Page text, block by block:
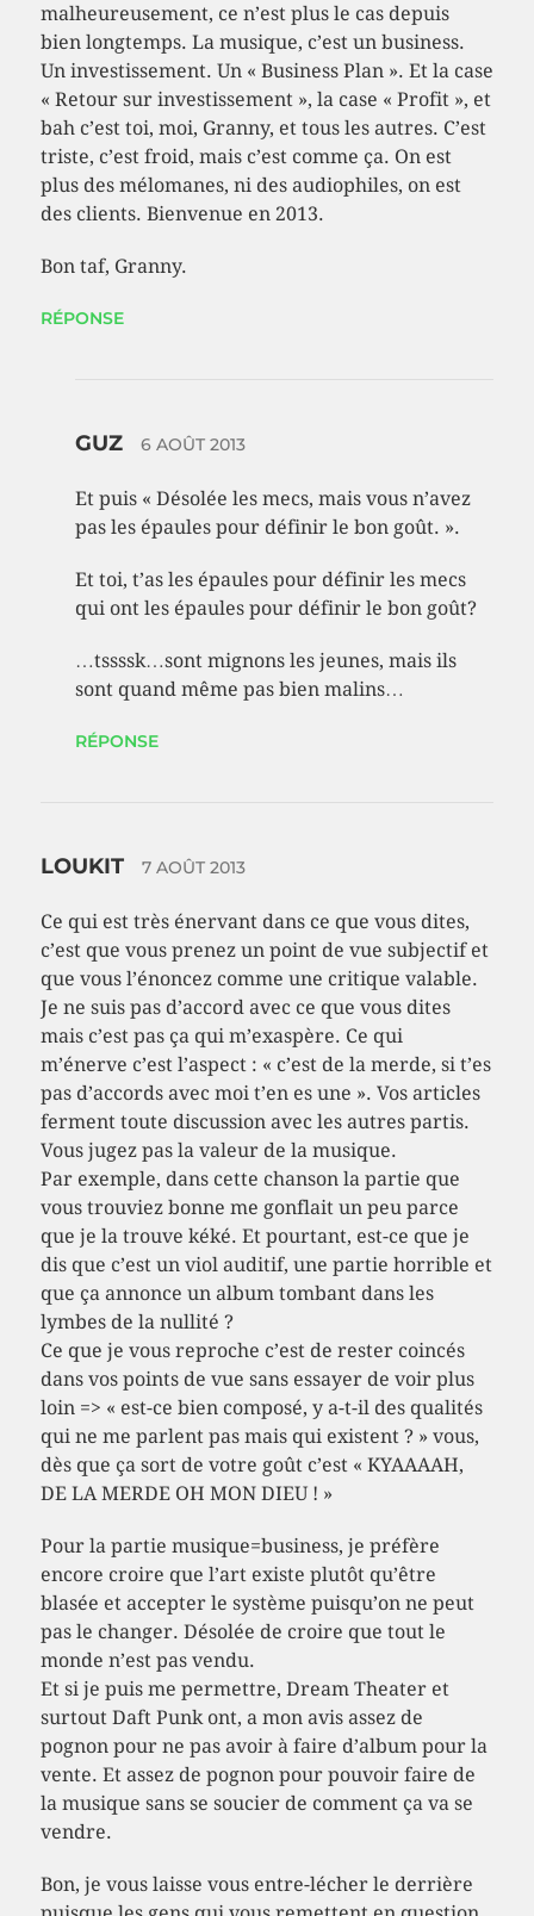
malheureusement, ce n’est plus le cas depuis
bien longtemps. La musique, c’est un business.
Un investissement. Un « Business Plan ». Et la case
« Retour sur investissement », la case « Profit », et
bah c’est toi, moi, Granny, et tous les autres. C’est
triste, c’est froid, mais c’est comme ça. On est
plus des mélomanes, ni des audiophiles, on est
des clients. Bienvenue en 2013.
Bon taf, Granny.
RÉPONSE
GUZ 6 AOÛT 2013
Et puis « Désolée les mecs, mais vous n’avez
pas les épaules pour définir le bon goût. ».
Et toi, t’as les épaules pour définir les mecs
qui ont les épaules pour définir le bon goût?
…tssssk…sont mignons les jeunes, mais ils
sont quand même pas bien malins…
RÉPONSE
LOUKIT 7 AOÛT 2013
Ce qui est très énervant dans ce que vous dites,
c’est que vous prenez un point de vue subjectif et
que vous l’énoncez comme une critique valable.
Je ne suis pas d’accord avec ce que vous dites
mais c’est pas ça qui m’exaspère. Ce qui
m’énerve c’est l’aspect : « c’est de la merde, si t’es
pas d’accords avec moi t’en es une ». Vos articles
ferment toute discussion avec les autres partis.
Vous jugez pas la valeur de la musique.
Par exemple, dans cette chanson la partie que
vous trouviez bonne me gonflait un peu parce
que je la trouve kéké. Et pourtant, est-ce que je
dis que c’est un viol auditif, une partie horrible et
que ça annonce un album tombant dans les
lymbes de la nullité ?
Ce que je vous reproche c’est de rester coincés
dans vos points de vue sans essayer de voir plus
loin => « est-ce bien composé, y a-t-il des qualités
qui ne me parlent pas mais qui existent ? » vous,
dès que ça sort de votre goût c’est « KYAAAAH,
DE LA MERDE OH MON DIEU ! »
Pour la partie musique=business, je préfère
encore croire que l’art existe plutôt qu’être
blasée et accepter le système puisqu’on ne peut
pas le changer. Désolée de croire que tout le
monde n’est pas vendu.
Et si je puis me permettre, Dream Theater et
surtout Daft Punk ont, a mon avis assez de
pognon pour ne pas avoir à faire d’album pour la
vente. Et assez de pognon pour pouvoir faire de
la musique sans se soucier de comment ça va se
vendre.
Bon, je vous laisse vous entre-lécher le derrière